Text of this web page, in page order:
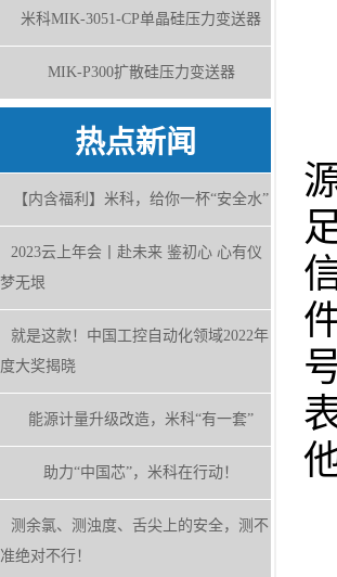
米科MIK-3051-CP单晶硅压力变送器
MIK-P300扩散硅压力变送器
热点新闻
【内含福利】米科，给你一杯“安全水”
2023云上年会丨赴未来 鉴初心 心有仪
梦无垠
就是这款！中国工控自动化领域2022年
度大奖揭晓
能源计量升级改造，米科“有一套”
助力“中国芯”，米科在行动！
测余氯、测浊度、舌尖上的安全，测不
准绝对不行！